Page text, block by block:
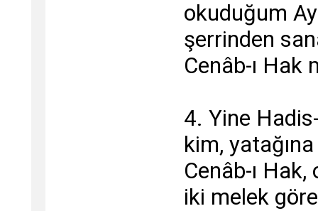
okuduğum
şerrinden
Cenâb-ı Hak
4. Yine
kim,
Cenâb-ı
iki melek